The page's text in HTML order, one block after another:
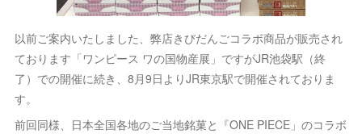
以前ご案内いたしました、弊店きびだんごコラボ商品が販売され
ております「ワンピース ワの国物産展」ですがJR池袋駅（終
了）での開催に続き、8月9日よりJR東京駅で開催されておりま
す。
前回同様、日本全国各地のご当地銘菓と『ONE PIECE」のコラボ